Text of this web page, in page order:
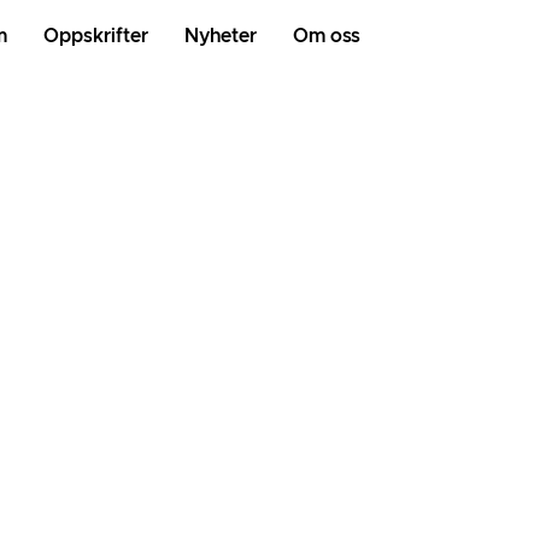
Oppskrifter Nyheter Om oss